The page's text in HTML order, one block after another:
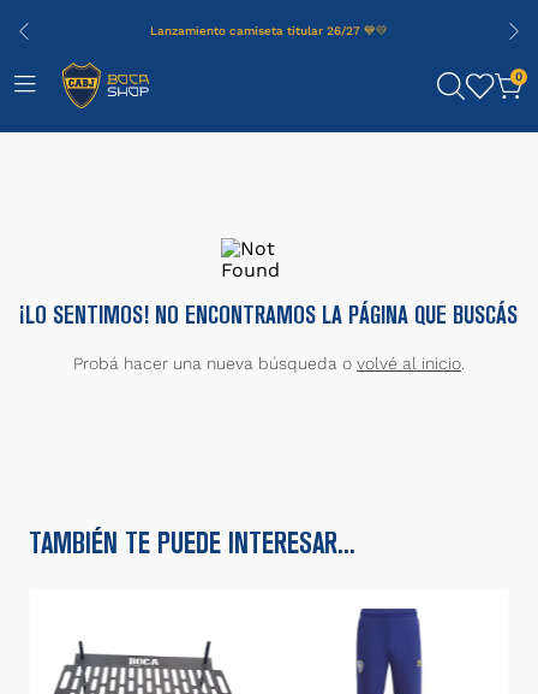
Lanzamiento camiseta titular 26/27 💙💛
0
¡LO SENTIMOS! NO ENCONTRAMOS LA PÁGINA QUE BUSCÁS
Probá hacer una nueva búsqueda o volvé al inicio.
TAMBIÉN TE PUEDE INTERESAR...